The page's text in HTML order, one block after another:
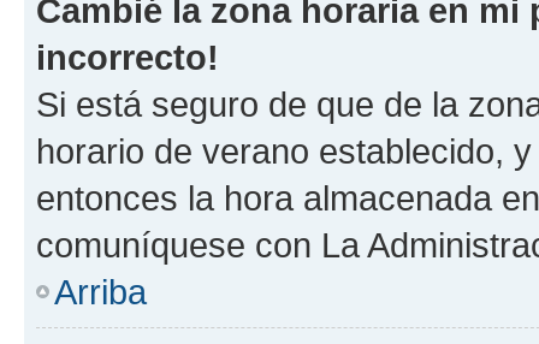
Cambié la zona horaria en
incorrecto!
Si está seguro de que de la
horario de verano establecido,
entonces la hora almacenada
comuníquese con La
Arriba